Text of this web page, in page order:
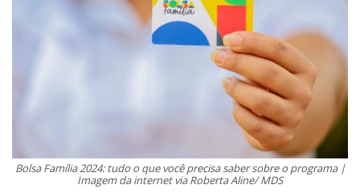
Bolsa Família 2024: tudo o que você precisa saber sobre o programa |
Imagem da internet via Roberta Aline/ MDS